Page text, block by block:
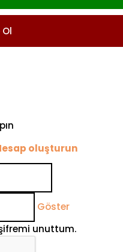
Ol
oluşturun
Göster
şifremi unuttum.